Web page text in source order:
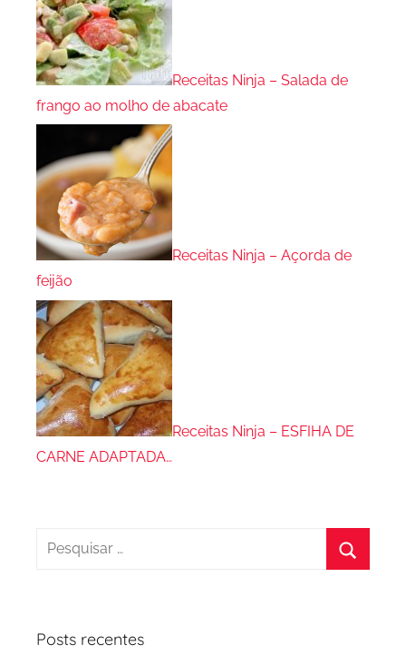
Receitas Ninja – Salada de
frango ao molho de abacate
Receitas Ninja – Açorda de
feijão
Receitas Ninja – ESFIHA DE
CARNE ADAPTADA…
Pesquisar
Posts recentes